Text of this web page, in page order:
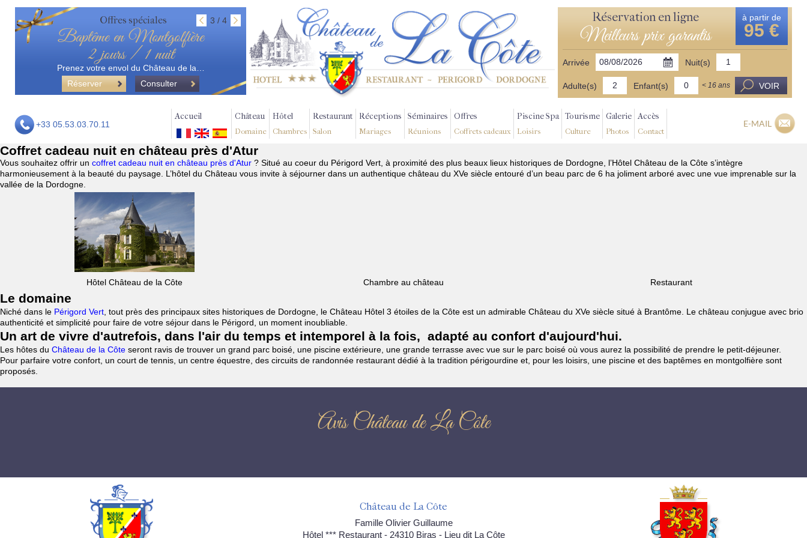
Offres spéciales 3 / 4
Baptême en Montgolfière
2 jours / 1 nuit
Prenez votre envol du Château de la…
Réserver
Consulter
Réservation en ligne
Meilleurs prix garantis
à partir de
95 €
Arrivée Nuit(s)
Adulte(s) Enfant(s) < 16 ans VOIR
+33 05.53.03.70.11
Accueil Château
Domaine
Hôtel
Chambres
Restaurant
Salon
Réceptions
Mariages
Séminaires
Réunions
Offres
Coffrets cadeaux
Piscine Spa
Loisirs
Tourisme
Culture
Galerie
Photos
Accès
Contact
E-MAIL
Coffret cadeau nuit en château près d'Atur
Vous souhaitez offrir un coffret cadeau nuit en château près d'Atur ? Situé au coeur du Périgord Vert, à proximité des plus beaux lieux historiques de Dordogne, l’Hôtel Château de la Côte s’intègre
harmonieusement à la beauté du paysage. L’hôtel du Château vous invite à séjourner dans un authentique château du XVe siècle entouré d’un beau parc de 6 ha joliment arboré avec une vue imprenable sur la
vallée de la Dordogne.
Hôtel Château de la Côte Chambre au château Restaurant
Le domaine
Niché dans le Périgord Vert , tout près des principaux sites historiques de Dordogne, le Château Hôtel 3 étoiles de la Côte est un admirable Château du XVe siècle situé à Brantôme. Le château conjugue avec brio
authenticité et simplicité pour faire de votre séjour dans le Périgord, un moment inoubliable.
Un art de vivre d'autrefois, dans l'air du temps et intemporel à la fois, adapté au confort d'aujourd'hui.
Les hôtes du Château de la Côte seront ravis de trouver un grand parc boisé, une piscine extérieure, une grande terrasse avec vue sur le parc boisé où vous aurez la possibilité de prendre le petit-déjeuner.
Pour parfaire votre confort, un court de tennis, un centre équestre, des circuits de randonnée restaurant dédié à la tradition périgourdine et, pour les loisirs, une piscine et des baptêmes en montgolfière sont
proposés.
Avis Château de La Côte
Château de La Côte
Famille Olivier Guillaume
Hôtel *** Restaurant - 24310 Biras - Lieu dit La Côte